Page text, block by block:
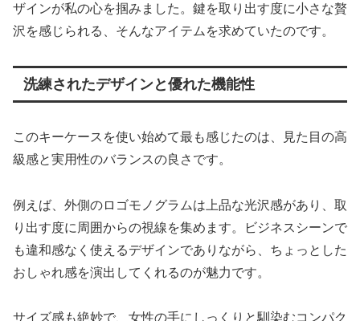
ザインが私の心を掴みました。鍵を取り出す度に小さな贅
沢を感じられる、そんなアイテムを求めていたのです。
洗練されたデザインと優れた機能性
このキーケースを使い始めて最も感じたのは、見た目の高
級感と実用性のバランスの良さです。
例えば、外側のロゴモノグラムは上品な光沢感があり、取
り出す度に周囲からの視線を集めます。ビジネスシーンで
も違和感なく使えるデザインでありながら、ちょっとした
おしゃれ感を演出してくれるのが魅力です。
サイズ感も絶妙で、女性の手にしっくりと馴染むコンパク